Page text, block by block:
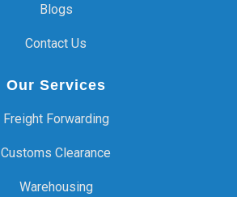
Blogs
Contact Us
Our Services
Freight Forwarding
Customs Clearance
Warehousing